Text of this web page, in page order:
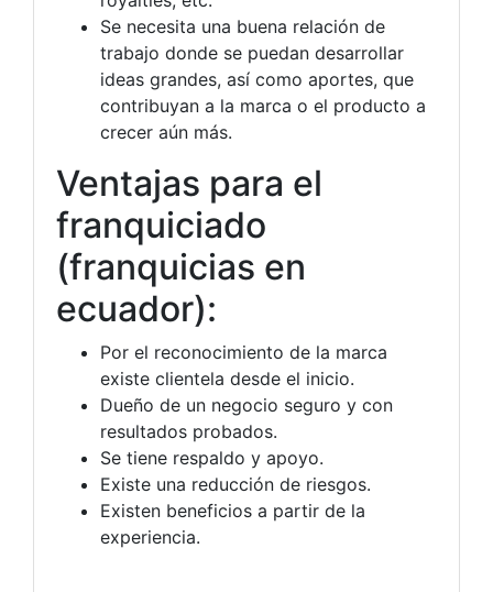
Se necesita una buena relación de
trabajo donde se puedan desarrollar
ideas grandes, así como aportes, que
contribuyan a la marca o el producto a
crecer aún más.
Ventajas para el
franquiciado
(franquicias en
ecuador):
Por el reconocimiento de la marca
existe clientela desde el inicio.
Dueño de un negocio seguro y con
resultados probados.
Se tiene respaldo y apoyo.
Existe una reducción de riesgos.
Existen beneficios a partir de la
experiencia.